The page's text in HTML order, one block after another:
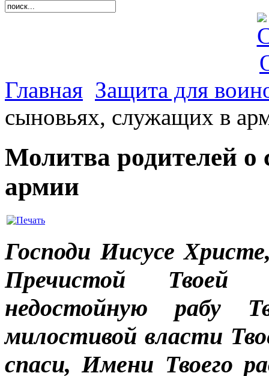
Главная Защита для
сыновьях, служащих в
Молитва родителей
армии
Господи Иисусе
Пречистой
недостойную рабу
милостивой власти
спаси, Имени Твоего